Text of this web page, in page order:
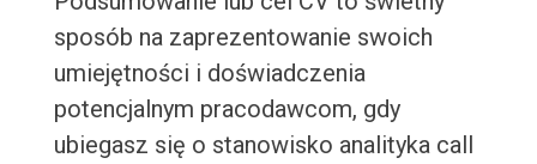
sposób na zaprezentowanie swoich
umiejętności i doświadczenia
potencjalnym pracodawcom, gdy
ubiegasz się o stanowisko analityka call